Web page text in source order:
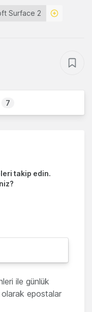
Surface 2
7
takip edin.
ile günlük
epostalar